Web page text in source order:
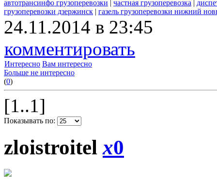
автотрансинфо грузоперевозки частная грузоперевозка
грузоперевозки дзержинск | газель грузоперевозки нижний
24.11.2014 в 23:45
комментировать
Интересно Вам интересно
Больше не интересно
(0)
[1..1]
Показывать по:
zloistroitelx0